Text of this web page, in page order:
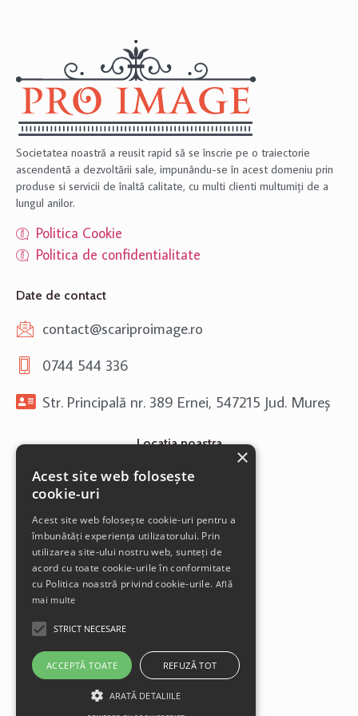
Societatea noastră a reusit rapid să se înscrie pe o traiectorie
ascendentă a dezvoltării sale, impunându-se în acest domeniu prin
produse si servicii de înaltă calitate, cu multi clienti multumiți de a
lungul anilor.
Politica Cookie
Politica de confidentialitate
Date de contact
contact@scariproimage.ro
0744 544 336
Str. Principală nr. 389 Ernei, 547215 Jud. Mureș
Locatia noastra
×
Acest site web folosește
cookie-uri
Acest site web folosește cookie-uri pentru a
îmbunătăți experiența utilizatorului. Prin
utilizarea site-ului nostru web, sunteți de
acord cu toate cookie-urile în conformitate
cu Politica noastră privind cookie-urile. Află
mai multe
STRICT NECESARE
ACCEPTĂ TOATE REFUZĂ TOT
ARATĂ DETALIILE